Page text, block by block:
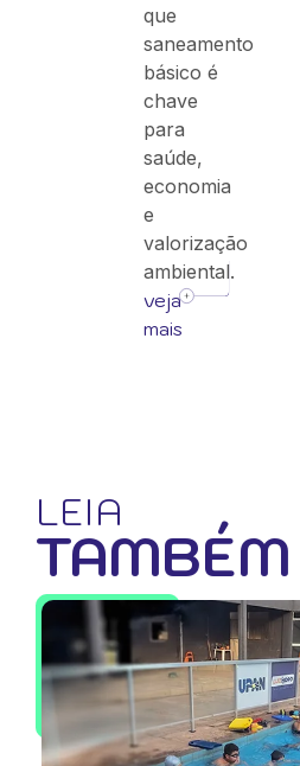
que
saneamento
básico é
chave
para
saúde,
economia
e
valorização
ambiental.
veja
mais
LEIA
TAMBÉM